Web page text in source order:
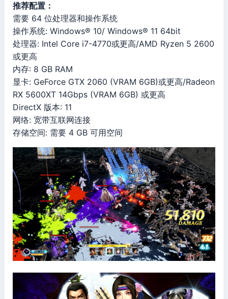
推荐配置：
需要 64 位处理器和操作系统
操作系统: Windows® 10/ Windows® 11 64bit
处理器: Intel Core i7-4770或更高/AMD Ryzen 5 2600
或更高
内存: 8 GB RAM
显卡: GeForce GTX 2060 (VRAM 6GB)或更高/Radeon
RX 5600XT 14Gbps (VRAM 6GB) 或更高
DirectX 版本: 11
网络: 宽带互联网连接
存储空间: 需要 4 GB 可用空间